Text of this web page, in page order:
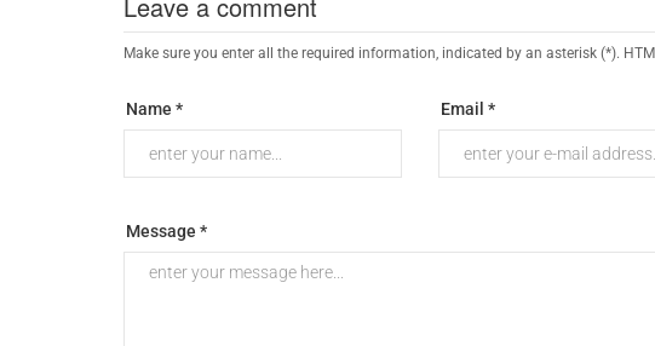
Make sure you enter all the required information, indicated by an asterisk (*).
Name * Email *
Message *